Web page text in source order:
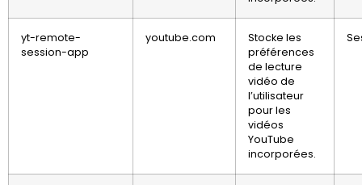
yt-remote-
session-app
youtube.com
Stocke les
préférences
de lecture
vidéo de
l’utilisateur
pour les
vidéos
YouTube
incorporées.